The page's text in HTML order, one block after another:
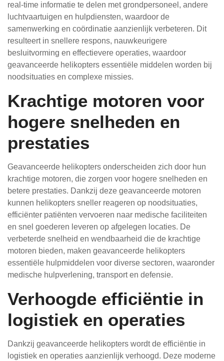
real-time informatie te delen met grondpersoneel, andere
luchtvaartuigen en hulpdiensten, waardoor de
samenwerking en coördinatie aanzienlijk verbeteren. Dit
resulteert in snellere respons, nauwkeurigere
besluitvorming en effectievere operaties, waardoor
geavanceerde helikopters essentiële middelen worden bij
noodsituaties en complexe missies.
Krachtige motoren voor
hogere snelheden en
prestaties
Geavanceerde helikopters onderscheiden zich door hun
krachtige motoren, die zorgen voor hogere snelheden en
betere prestaties. Dankzij deze geavanceerde motoren
kunnen helikopters sneller reageren op noodsituaties,
efficiënter patiënten vervoeren naar medische faciliteiten
en snel goederen leveren op afgelegen locaties. De
verbeterde snelheid en wendbaarheid die de krachtige
motoren bieden, maken geavanceerde helikopters
essentiële hulpmiddelen voor diverse sectoren, waaronder
medische hulpverlening, transport en defensie.
Verhoogde efficiëntie in
logistiek en operaties
Dankzij geavanceerde helikopters wordt de efficiëntie in
logistiek en operaties aanzienlijk verhoogd. Deze moderne